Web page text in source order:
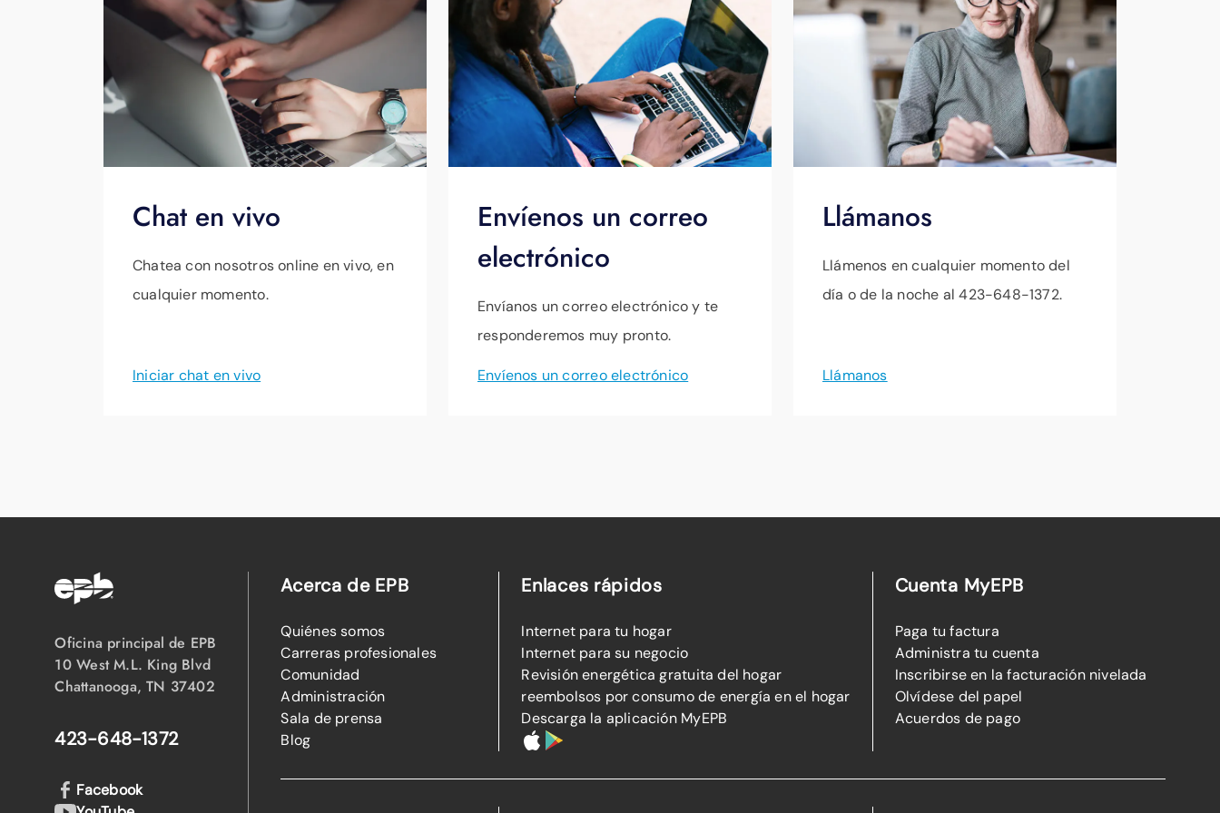
Chat en vivo
Chatea con nosotros online en vivo, en
cualquier momento.
Iniciar chat en vivo
Envíenos un correo
electrónico
Envíanos un correo electrónico y te
responderemos muy pronto.
Envíenos un correo electrónico
Llámanos
Llámenos en cualquier momento del
día o de la noche al 423-648-1372.
Llámanos
Oficina principal de EPB
10 West M.L. King Blvd
Chattanooga, TN 37402
423-648-1372
Acerca de EPB
Quiénes somos
Carreras profesionales
Comunidad
Administración
Sala de prensa
Blog
Enlaces rápidos
Internet para tu hogar
Internet para su negocio
Revisión energética gratuita del hogar
reembolsos por consumo de energía en el hogar
Descarga la aplicación MyEPB
Cuenta MyEPB
Paga tu factura
Administra tu cuenta
Inscribirse en la facturación nivelada
Olvídese del papel
Acuerdos de pago
Facebook